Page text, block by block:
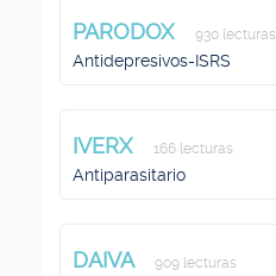
PARODOX 930 lecturas
Antidepresivos-ISRS
IVERX 166 lecturas
Antiparasitario
DAIVA 909 lecturas